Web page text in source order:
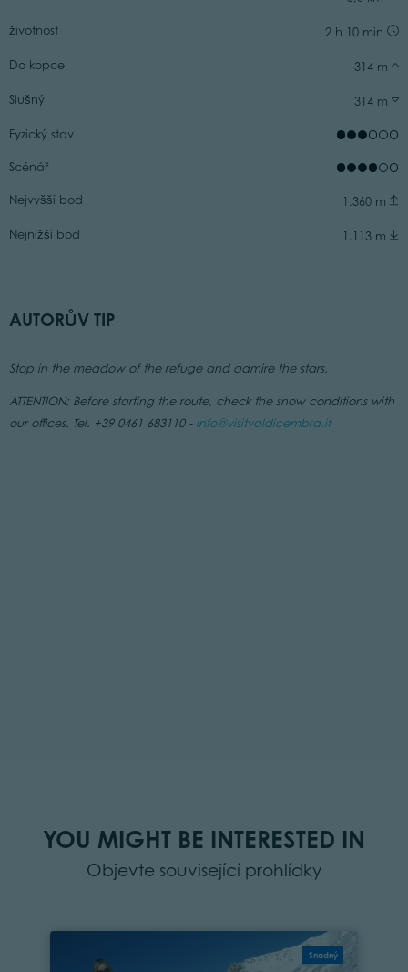
životnost 2 h 10 min
Do kopce 314 m
Slušný 314 m
Fyzický stav
Scénář
Nejvyšší bod 1.360 m
Nejnižší bod 1.113 m
AUTORŮV TIP
Stop in the meadow of the refuge and admire the stars.
ATTENTION: Before starting the route, check the snow conditions with
our offices. Tel. +39 0461 683110 - info@visitvaldicembra.it
YOU MIGHT BE INTERESTED IN
Objevte související prohlídky
Snadný